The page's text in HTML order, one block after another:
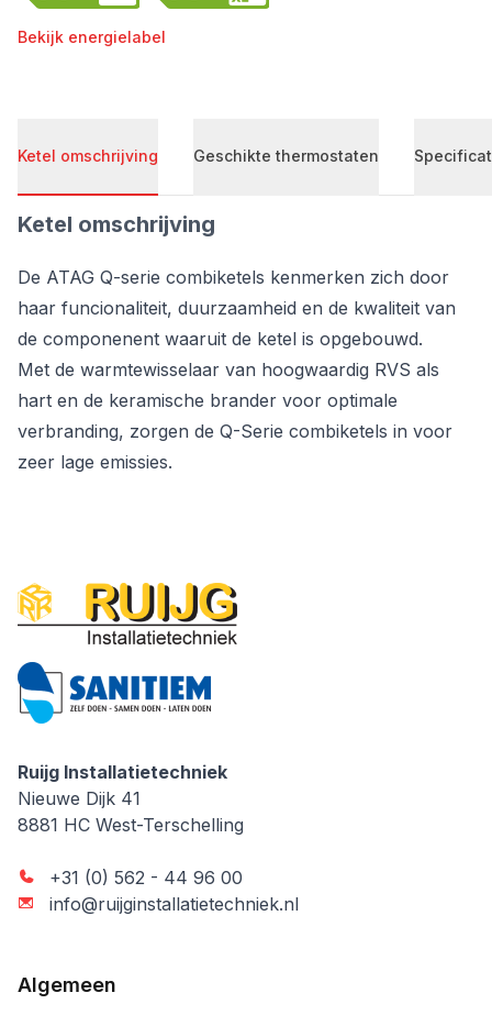
Bekijk energielabel
Ketel omschrijving Geschikte thermostaten
Ketel omschrijving
De ATAG Q-serie combiketels kenmerken zich door
haar funcionaliteit, duurzaamheid en de kwaliteit van
de componenent waaruit de ketel is opgebouwd.
Met de warmtewisselaar van hoogwaardig RVS als
hart en de keramische brander voor optimale
verbranding, zorgen de Q-Serie combiketels in voor
zeer lage emissies.
Ruijg Installatietechniek
Ruijg Installatietechniek
Nieuwe Dijk 41
8881 HC West-Terschelling
+31 (0) 562 - 44 96 00
info@ruijginstallatietechniek.nl
Algemeen